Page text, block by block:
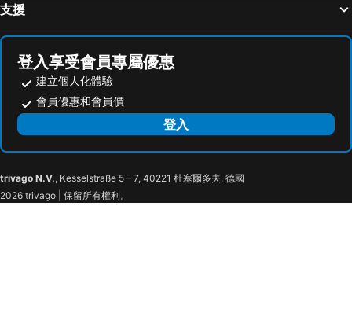
支援
登入享受會員專屬優惠
建立個人化體驗
會員優惠和會員價
登入
trivago N.V., Kesselstraße 5 – 7, 40221 杜塞爾多夫, 德國
2026 trivago | 保留所有權利。